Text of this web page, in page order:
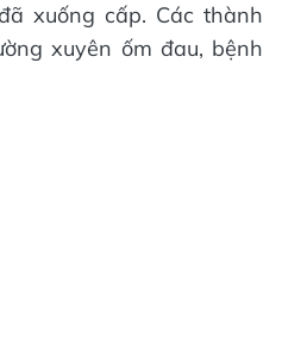
xuống cấp. Các thành
xuyên ốm đau, bệnh